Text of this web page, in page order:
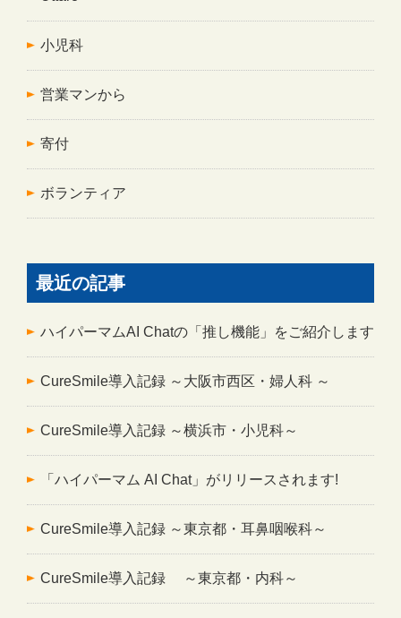
小児科
営業マンから
寄付
ボランティア
最近の記事
ハイパーマムAI Chatの「推し機能」をご紹介します
CureSmile導入記録 ～大阪市西区・婦人科 ～
CureSmile導入記録 ～横浜市・小児科～
「ハイパーマム AI Chat」がリリースされます!
CureSmile導入記録 ～東京都・耳鼻咽喉科～
CureSmile導入記録 ～東京都・内科～